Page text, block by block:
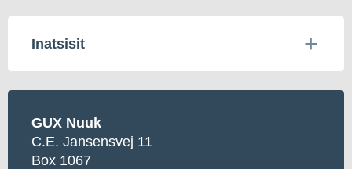
Inatsisit
GUX Nuuk
C.E. Jansensvej 11
Box 1067